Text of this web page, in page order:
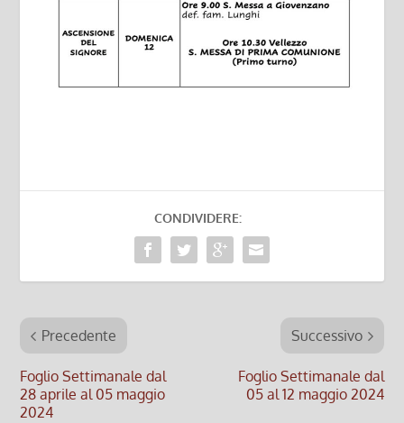
CONDIVIDERE:
Precedente
Foglio Settimanale dal
28 aprile al 05 maggio
2024
Successivo
Foglio Settimanale dal
05 al 12 maggio 2024